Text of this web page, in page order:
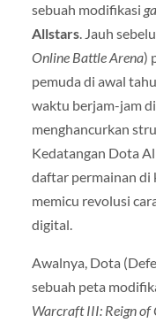
sebuah modifikasi
Allstars. Jauh
Online Battle Arena)
pemuda di awal
waktu berjam-jam
menghancurkan
Kedatangan Dota
daftar permainan di
memicu revolusi
digital.
Awalnya, Dota
sebuah peta
Warcraft III: Reign of